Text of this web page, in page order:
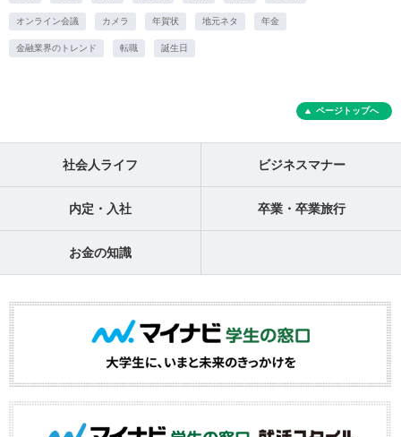
オンライン会議 カメラ 年賀状 地元ネタ 年金
金融業界のトレンド 転職 誕生日
ページトップへ
社会人ライフ ビジネスマナー
内定・入社 卒業・卒業旅行
お金の知識